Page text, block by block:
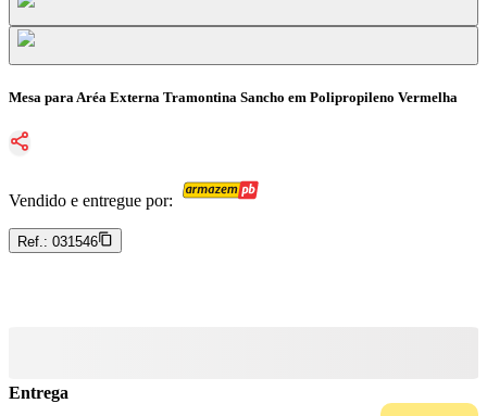
Mesa para Aréa Externa Tramontina Sancho em Polipropileno Vermelha
Vendido e entregue por:
Ref.: 031546
Entrega